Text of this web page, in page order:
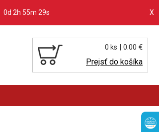
0d 2h 55m 27s X
0 ks | 0.00 €
Prejsť do košíka